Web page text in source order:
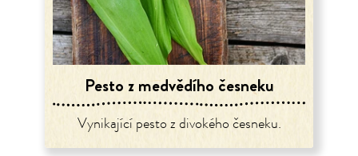
Pesto z medvědího česneku
Vynikající pesto z divokého česneku.